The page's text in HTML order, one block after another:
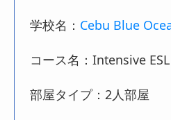
学校名： Cebu Blue
コース名：Intensive
部屋タイプ：2人部屋